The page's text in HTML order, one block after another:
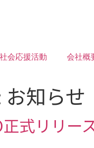
社会応援活動 会社概
お知らせ
式リリー